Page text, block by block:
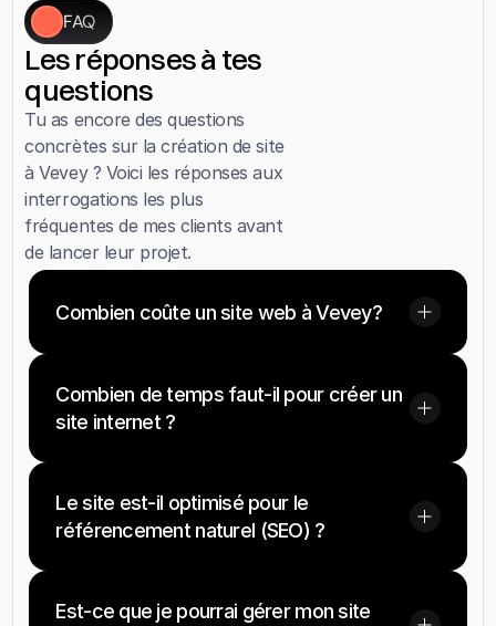
FAQ
Les réponses à tes
questions
Tu as encore des questions
concrètes sur la création de site
à Vevey ? Voici les réponses aux
interrogations les plus
fréquentes de mes clients avant
de lancer leur projet.
Combien coûte un site web à Vevey?
Combien de temps faut-il pour créer un
site internet ?
Le site est-il optimisé pour le
référencement naturel (SEO) ?
Est-ce que je pourrai gérer mon site